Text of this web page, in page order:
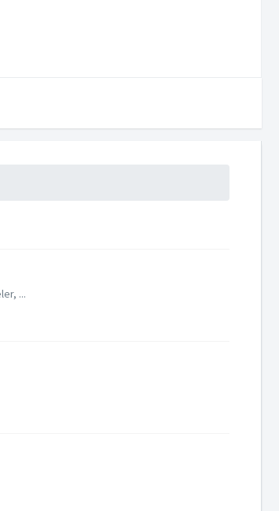
...